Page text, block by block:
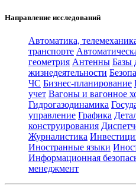
Направление исследований
Автоматика,
транспорте
геометрия Антенны Базы
жизнедеятельности
ЧС Бизнес-планирование
учет Вагоны и вагонное
Гидрогазодинамика
управление Графика
конструирования
Журналистика
Иностранные языки
Информационная
менеджмент